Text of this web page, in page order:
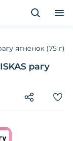
ягненок (75 г)
рагу